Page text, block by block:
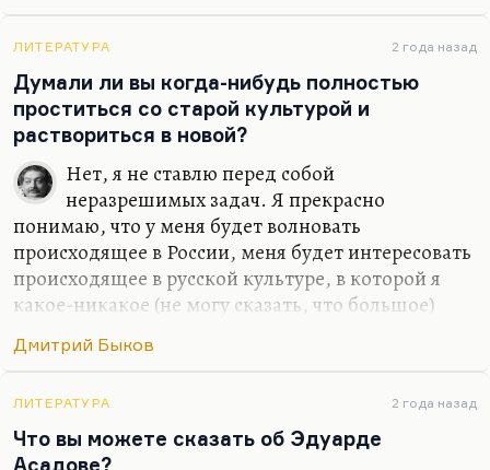
Небесной Родины я не предал –
Что нет, то нет.
Земную предал неоднократно,
И…
ЛИТЕРАТУРА 2 года назад
Думали ли вы когда-нибудь полностью
проститься со старой культурой и
раствориться в новой?
Нет, я не ставлю перед собой
неразрешимых задач. Я прекрасно
понимаю, что у меня будет волновать
происходящее в России, меня будет интересовать
происходящее в русской культуре, в которой я
какое-никакое (не могу сказать, что большое)
безусловно. Сужу я об этом прежде всего по
студентов, славистов. Так что нет, я не думал
бросить то, что я там прожил и то, что я там
видел и сделал. Иной вопрос, что писать по-
Дмитрий Быков
ЛИТЕРАТУРА 2 года назад
Что вы можете сказать об Эдуарде
Асадове?